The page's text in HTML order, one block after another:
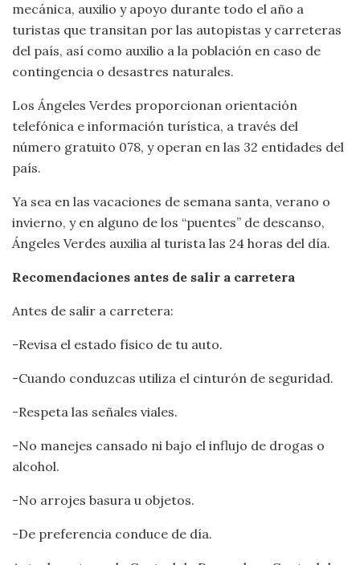
mecánica, auxilio y apoyo durante todo el año a
turistas que transitan por las autopistas y carreteras
del país, así como auxilio a la población en caso de
contingencia o desastres naturales.
Los Ángeles Verdes proporcionan orientación
telefónica e información turística, a través del
número gratuito 078, y operan en las 32 entidades del
país.
Ya sea en las vacaciones de semana santa, verano o
invierno, y en alguno de los “puentes” de descanso,
Ángeles Verdes auxilia al turista las 24 horas del día.
Recomendaciones antes de salir a carretera
Antes de salir a carretera:
-Revisa el estado físico de tu auto.
-Cuando conduzcas utiliza el cinturón de seguridad.
-Respeta las señales viales.
-No manejes cansado ni bajo el influjo de drogas o
alcohol.
-No arrojes basura u objetos.
-De preferencia conduce de día.